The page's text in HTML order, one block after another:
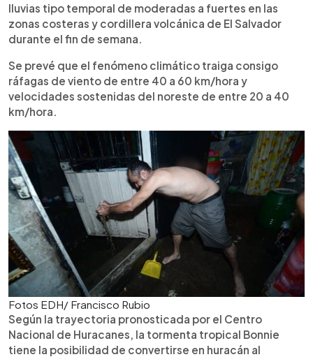
lluvias tipo temporal de moderadas a fuertes en las
zonas costeras y cordillera volcánica de El Salvador
durante el fin de semana.
Se prevé que el fenómeno climático traiga consigo
ráfagas de viento de entre 40 a 60 km/hora y
velocidades sostenidas del noreste de entre 20 a 40
km/hora.
Fotos EDH/ Francisco Rubio
Según la trayectoria pronosticada por el Centro
Nacional de Huracanes, la tormenta tropical Bonnie
tiene la posibilidad de convertirse en huracán al